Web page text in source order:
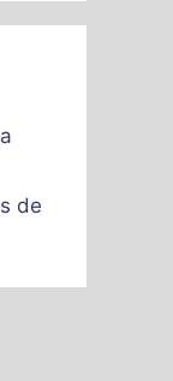
de